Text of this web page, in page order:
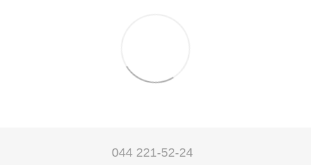
044 221-52-24